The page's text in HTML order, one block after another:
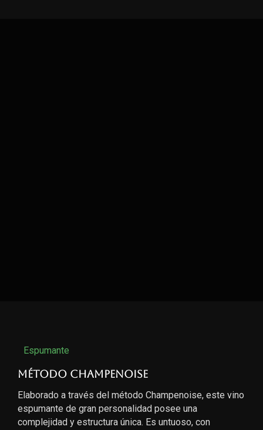
Espumante
Método Champenoise
Elaborado a través del método Champenoise, este vino
espumante de gran personalidad posee una
complejidad y estructura única. Es untuoso, con